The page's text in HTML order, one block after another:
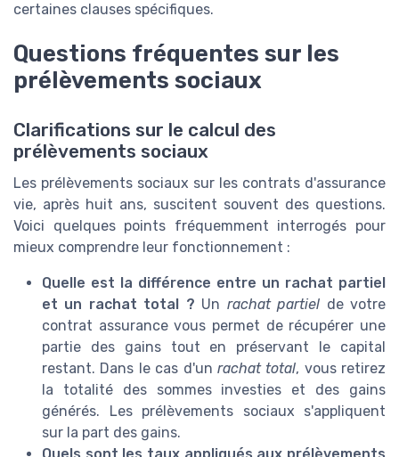
certaines clauses spécifiques.
Questions fréquentes sur les
prélèvements sociaux
Clarifications sur le calcul des
prélèvements sociaux
Les prélèvements sociaux sur les contrats d'assurance
vie, après huit ans, suscitent souvent des questions.
Voici quelques points fréquemment interrogés pour
mieux comprendre leur fonctionnement :
Quelle est la différence entre un rachat partiel
et un rachat total ? Un rachat partiel de votre
contrat assurance vous permet de récupérer une
partie des gains tout en préservant le capital
restant. Dans le cas d'un rachat total, vous retirez
la totalité des sommes investies et des gains
générés. Les prélèvements sociaux s'appliquent
sur la part des gains.